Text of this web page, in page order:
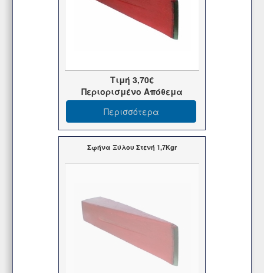
Τιμή 3,70€
Περιορισμένο Απόθεμα
Περισσότερα
Σφήνα Ξύλου Στενή 1,7Kgr